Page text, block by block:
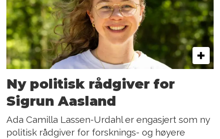
Ny politisk rådgiver for
Sigrun Aasland
Ada Camilla Lassen-Urdahl er engasjert som ny
politisk rådgiver for forsknings- og høyere